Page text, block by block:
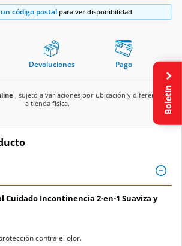
código postal para ver disponibilidad
Devoluciones Pago
, sujeto a variaciones por ubicación y diferente
a tienda física.
Cuidado Incontinencia 2-en-1 Suaviza y
contra el olor.
Boletín